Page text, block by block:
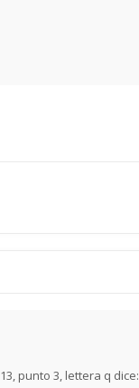
punto 3, lettera q dice: